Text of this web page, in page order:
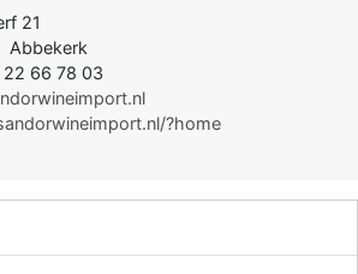
21
Abbekerk
22 66 78 03
?home